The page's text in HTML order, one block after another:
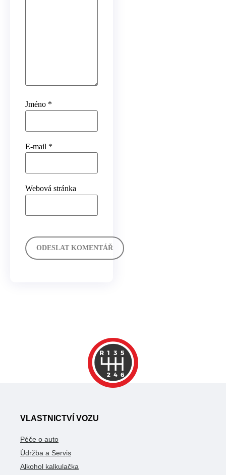
Jméno *
E-mail *
Webová stránka
VLASTNICTVÍ VOZU
Péče o auto
Údržba a Servis
Alkohol kalkulačka